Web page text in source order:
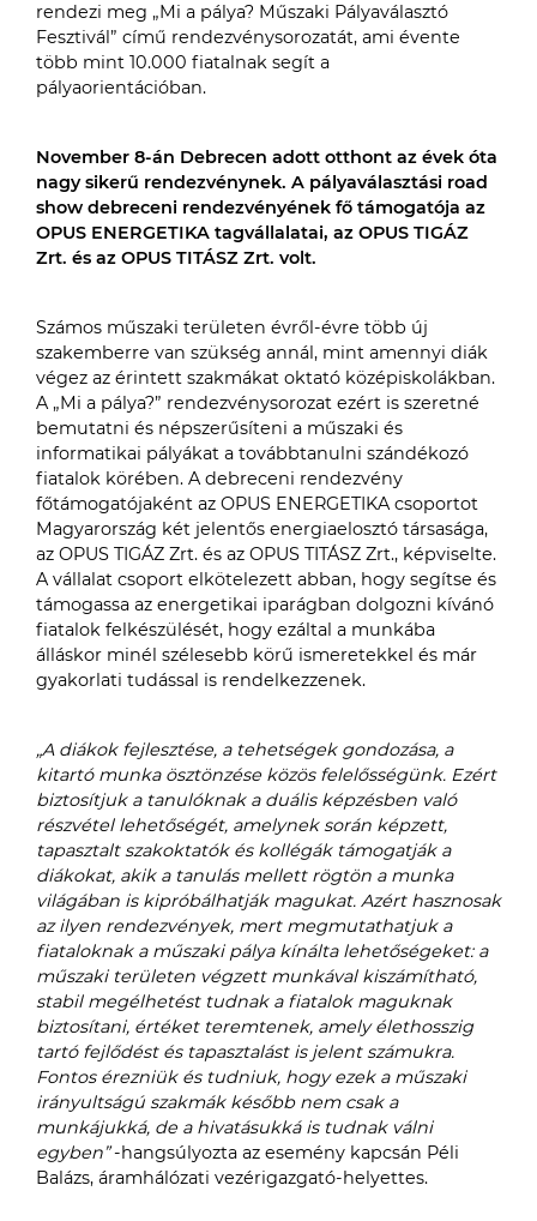
rendezi meg „Mi a pálya? Műszaki Pályaválasztó
Fesztivál” című rendezvénysorozatát, ami évente
több mint 10.000 fiatalnak segít a
pályaorientációban.
November 8-án Debrecen adott otthont az évek óta
nagy sikerű rendezvénynek. A pályaválasztási road
show debreceni rendezvényének fő támogatója az
OPUS ENERGETIKA tagvállalatai, az OPUS TIGÁZ
Zrt. és az OPUS TITÁSZ Zrt. volt.
Számos műszaki területen évről-évre több új
szakemberre van szükség annál, mint amennyi diák
végez az érintett szakmákat oktató középiskolákban.
A „Mi a pálya?” rendezvénysorozat ezért is szeretné
bemutatni és népszerűsíteni a műszaki és
informatikai pályákat a továbbtanulni szándékozó
fiatalok körében. A debreceni rendezvény
főtámogatójaként az OPUS ENERGETIKA csoportot
Magyarország két jelentős energiaelosztó társasága,
az OPUS TIGÁZ Zrt. és az OPUS TITÁSZ Zrt., képviselte.
A vállalat csoport elkötelezett abban, hogy segítse és
támogassa az energetikai iparágban dolgozni kívánó
fiatalok felkészülését, hogy ezáltal a munkába
álláskor minél szélesebb körű ismeretekkel és már
gyakorlati tudással is rendelkezzenek.
„A diákok fejlesztése, a tehetségek gondozása, a
kitartó munka ösztönzése közös felelősségünk. Ezért
biztosítjuk a tanulóknak a duális képzésben való
részvétel lehetőségét, amelynek során képzett,
tapasztalt szakoktatók és kollégák támogatják a
diákokat, akik a tanulás mellett rögtön a munka
világában is kipróbálhatják magukat. Azért hasznosak
az ilyen rendezvények, mert megmutathatjuk a
fiataloknak a műszaki pálya kínálta lehetőségeket: a
műszaki területen végzett munkával kiszámítható,
stabil megélhetést tudnak a fiatalok maguknak
biztosítani, értéket teremtenek, amely élethosszig
tartó fejlődést és tapasztalást is jelent számukra.
Fontos érezniük és tudniuk, hogy ezek a műszaki
irányultságú szakmák később nem csak a
munkájukká, de a hivatásukká is tudnak válni
egyben”-hangsúlyozta az esemény kapcsán Péli
Balázs, áramhálózati vezérigazgató-helyettes.